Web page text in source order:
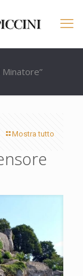
Minatore”
Mostra tutto